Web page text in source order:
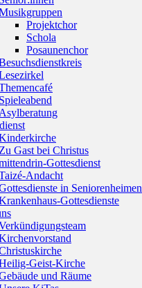
Projektchor
Schola
Posaunenchor
Spieleabend
Asylberatung
Zu Gast bei Christus
Gottesdienst
Andacht
in Seniorenheimen
Gottesdienste
Geist-Kirche
und Räume